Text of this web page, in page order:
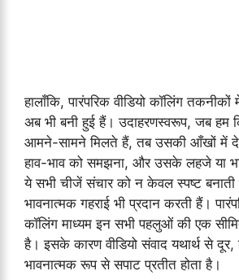
हालाँकि, पारंपरिक वीडियो कॉलिंग
अब भी बनी हुई हैं। उदाहरणस्वरूप, जब हम
आमने-सामने मिलते हैं, तब उसकी आँखों में
हाव-भाव को समझना, और उसके लहजे या
ये सभी चीजें संचार को न केवल स्पष्ट
भावनात्मक गहराई भी प्रदान करती हैं।
कॉलिंग माध्यम इन सभी पहलुओं की एक
है। इसके कारण वीडियो संवाद यथार्थ से
भावनात्मक रूप से सपाट प्रतीत होता है।